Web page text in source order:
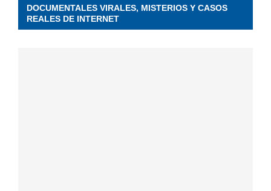
DOCUMENTALES VIRALES, MISTERIOS Y CASOS
REALES DE INTERNET